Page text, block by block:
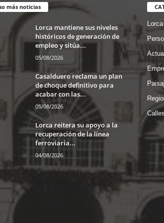
más noticias
Lorca mantiene sus niveles
históricos de generación de
empleo y sitúa...
05/08/2026
Casalduero reclama un plan
de choque definitivo para
acabar con las...
05/08/2026
Lorca reitera su apoyo a la
recuperación de la línea
ferroviaria...
04/08/2026
Lorca